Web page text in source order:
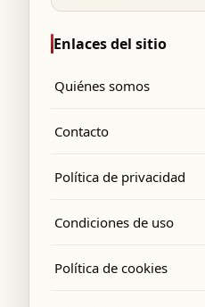
Enlaces del sitio
Quiénes somos
Contacto
Política de privacidad
Condiciones de uso
Política de cookies